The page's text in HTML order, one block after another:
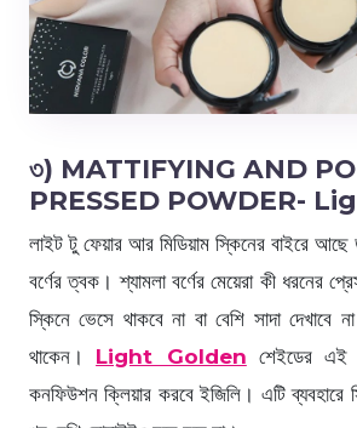
৩) MATTIFYING AND
PRESSED POWDER-
লাইট টু ফেয়ার আর মিডিয়াম স্কিনের বাইরে আছে
বর্ণের ত্বক। শ্যামলা বর্ণের মেয়েরা কী ধরনের
স্কিনে ভেসে থাকবে না বা বেশি সাদা দেখাবে
থাকেন। Light Golden শেইডের এই
কনফিউশন ক্লিয়ার করবে ইজিলি। এটি ব্যবহারে